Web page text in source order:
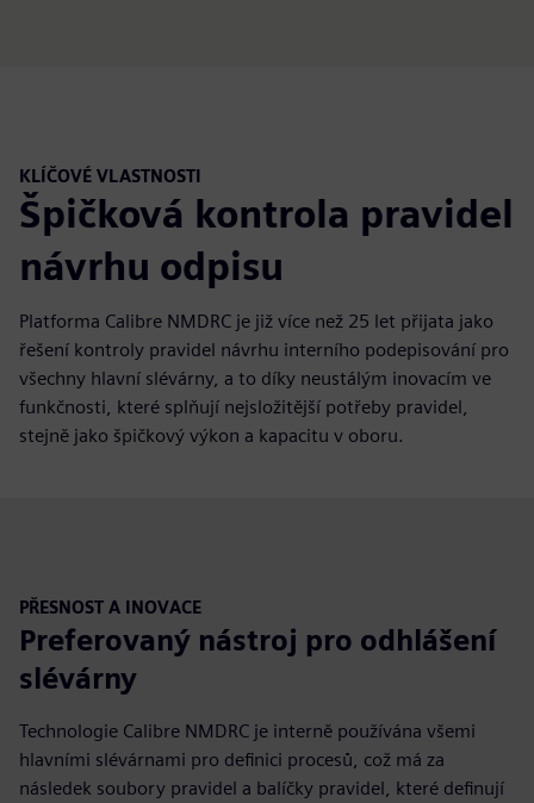
KLÍČOVÉ VLASTNOSTI
Špičková kontrola pravidel
návrhu odpisu
Platforma Calibre NMDRC je již více než 25 let přijata jako
řešení kontroly pravidel návrhu interního podepisování pro
všechny hlavní slévárny, a to díky neustálým inovacím ve
funkčnosti, které splňují nejsložitější potřeby pravidel,
stejně jako špičkový výkon a kapacitu v oboru.
PŘESNOST A INOVACE
Preferovaný nástroj pro odhlášení
slévárny
Technologie Calibre NMDRC je interně používána všemi
hlavními slévárnami pro definici procesů, což má za
následek soubory pravidel a balíčky pravidel, které definují